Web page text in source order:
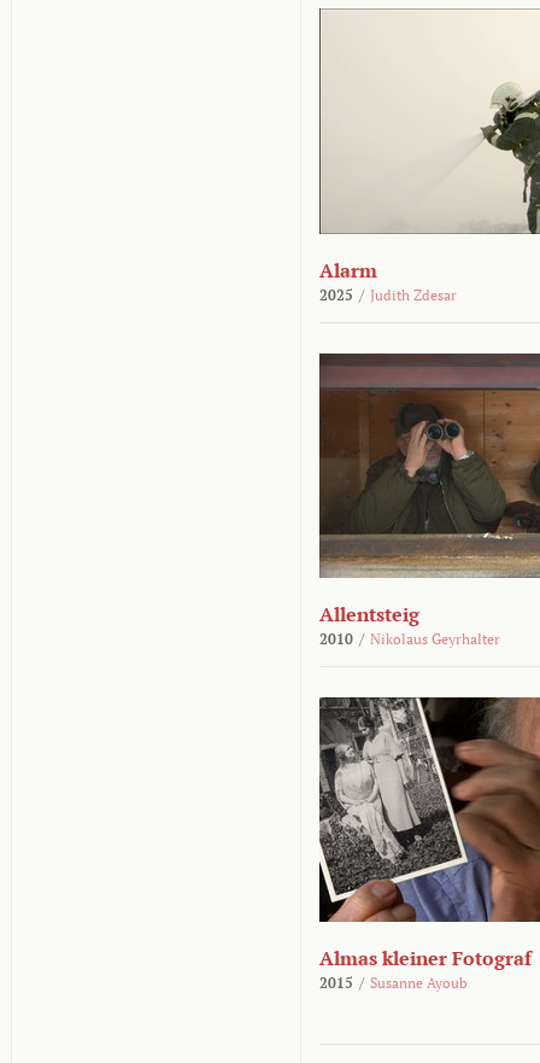
Alarm
2025 / Judith Zdesar
Allentsteig
2010 / Nikolaus Geyrhalter
Almas kleiner Fotograf
2015 / Susanne Ayoub